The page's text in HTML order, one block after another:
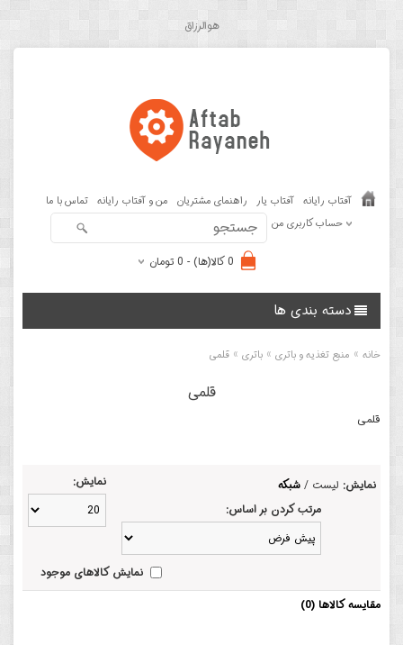
هوالرزاق
آفتاب رایانه آفتاب یار راهنمای مشتریان من و آفتاب رایانه تماس با ما
حساب کاربری من
0 کالا(ها) - 0 تومان
دسته بندی ها
خانه » منبع تغذیه و باتری » باتری » قلمی
قلمی
قلمی
نمایش: لیست / شبکه
نمایش:
مرتب کردن بر اساس:
نمایش کالاهای موجود
مقایسه کالاها (0)